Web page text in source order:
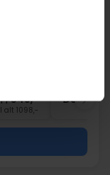
pp549,-
I alt 1098,-
Dec